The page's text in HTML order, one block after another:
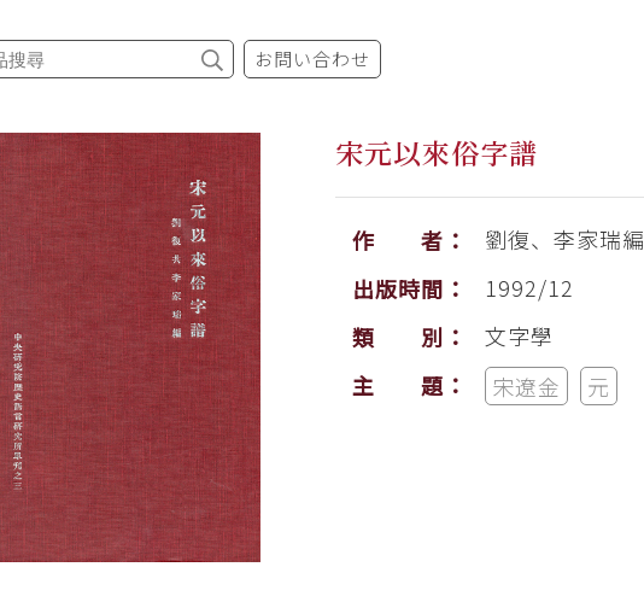
お問い合わせ
宋元以來俗字譜
作 者：
劉復、李家瑞編
出版時間：
1992/12
類 別：
文字學
主 題：
宋遼金 元